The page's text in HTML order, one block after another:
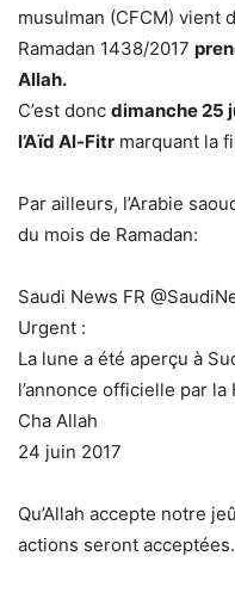
musulman (CFCM) vient
Ramadan 1438/2017
Allah.
C’est donc dimanche 25
l’Aïd Al-Fitr marquant la
Par ailleurs, l’Arabie
du mois de Ramadan:
Saudi News FR
Urgent :
La lune a été aperçu à
l’annonce officielle par la
Cha Allah
24 juin 2017
Qu’Allah accepte notre
actions seront acceptées.